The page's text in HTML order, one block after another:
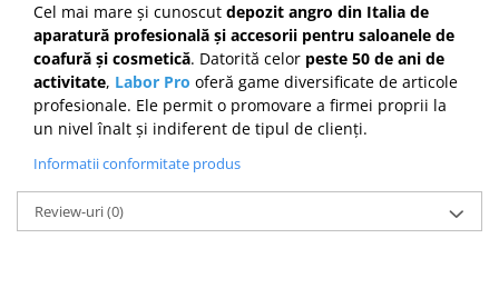
Cel mai mare și cunoscut depozit angro din Italia de
aparatură profesională și accesorii pentru saloanele de
coafură și cosmetică. Datorită celor peste 50 de ani de
activitate, Labor Pro oferă game diversificate de articole
profesionale. Ele permit o promovare a firmei proprii la
un nivel înalt și indiferent de tipul de clienți.
Informatii conformitate produs
Review-uri(0)